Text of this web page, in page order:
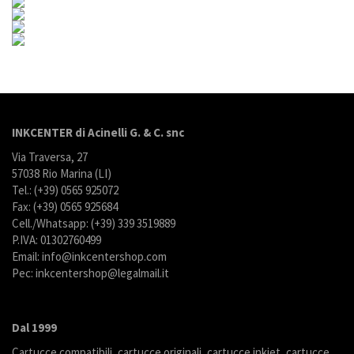
INKCENTER di Acinelli G. & C. snc
Via Traversa, 27
57038 Rio Marina (LI)
Tel.: (+39) 0565 925072
Fax: (+39) 0565 925684
Cell./Whatsapp: (+39) 339 3519889
P.IVA: 01302760499
Email: info@inkcentershop.com
Pec: inkcentershop@legalmail.it
Dal 1999